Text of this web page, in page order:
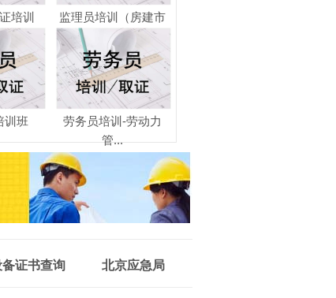
培训
监理员培训（房建市
政...
训班
劳务员培训-劳动力
管...
证书查询 北京应急局